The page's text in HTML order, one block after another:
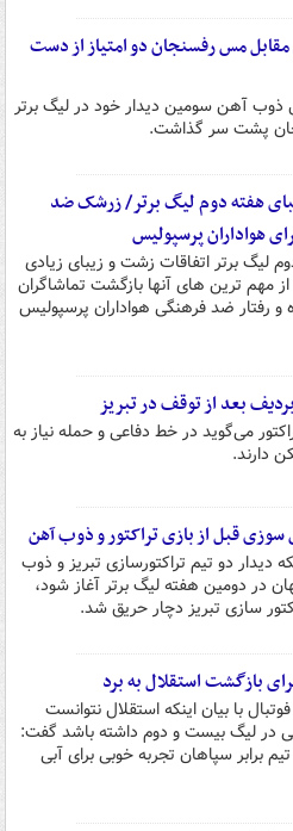
مس رفسنجان دو امتیاز از دست
ذوب آهن سومین دیدار خود در لیگ برتر
پشت سر گذاشت.
هفته دوم لیگ برتر/ زرشک ضد
هواداران پرسپولیس
لیگ برتر اتفاقات زشت و زیبای زیادی
مهم ترین های آنها بازگشت تماشاگران
و رفتار ضد فرهنگی هواداران پرسپولیس
بعد از توقف در تبریز
می‌گوید در خط دفاعی و حمله نیاز به
دارند.
قبل از بازی تراکتور و ذوب آهن
دیدار دو تیم تراکتورسازی تبریز و ذوب
در دومین هفته لیگ برتر آغاز شود،
سازی تبریز دچار حریق شد.
بازگشت استقلال به برد
با بیان اینکه استقلال نتوانست
در لیگ بیست و دوم داشته باشد گفت:
برابر سپاهان تجربه خوبی برای آبی